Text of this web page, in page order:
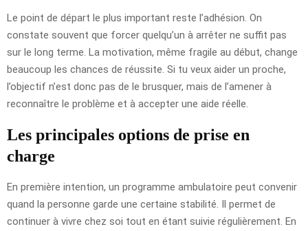
Le point de départ le plus important reste l’adhésion. On
constate souvent que forcer quelqu’un à arrêter ne suffit pas
sur le long terme. La motivation, même fragile au début, change
beaucoup les chances de réussite. Si tu veux aider un proche,
l’objectif n’est donc pas de le brusquer, mais de l’amener à
reconnaître le problème et à accepter une aide réelle.
Les principales options de prise en
charge
En première intention, un programme ambulatoire peut convenir
quand la personne garde une certaine stabilité. Il permet de
continuer à vivre chez soi tout en étant suivie régulièrement. En